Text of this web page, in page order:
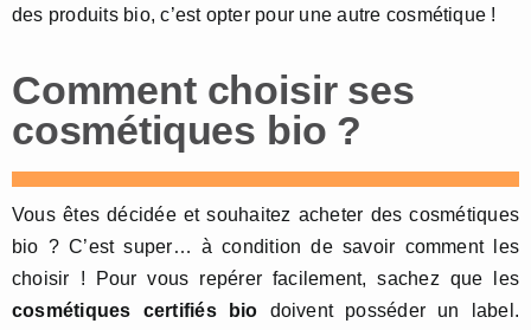
des produits bio, c’est opter pour une autre cosmétique !
Comment choisir ses
cosmétiques bio ?
Vous êtes décidée et souhaitez acheter des cosmétiques
bio ? C’est super… à condition de savoir comment les
choisir ! Pour vous repérer facilement, sachez que les
cosmétiques certifiés bio doivent posséder un label.